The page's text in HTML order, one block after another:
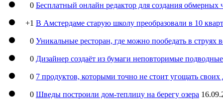
0 Бесплатный онлайн редактор для создания обмерных
+1 В Амстердаме старую школу преобразовали в 10
0 Уникальные ресторан, где можно пообедать в струях
0 Дизайнер создаёт из бумаги неповторимые
0 7 продуктов, которыми точно не стоит угощать
0 Шведы построили дом-теплицу на берегу озера